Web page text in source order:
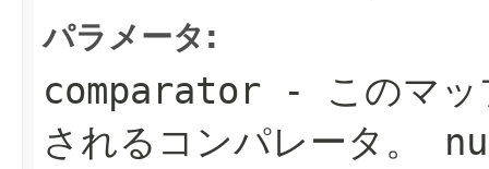
パラメータ:
comparator - このマッ
されるコンパレータ。